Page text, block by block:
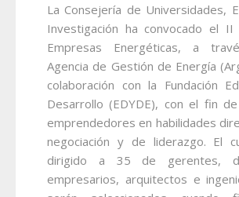
La Consejería de Universidades,
Investigación ha convocado el II
Empresas Energéticas, a
Agencia de Gestión de Energía
colaboración con la Fundación
Desarrollo (EDYDE), con el fin
emprendedores en habilidades
negociación y de liderazgo. El
dirigido a 35 de gerentes,
empresarios, arquitectos e